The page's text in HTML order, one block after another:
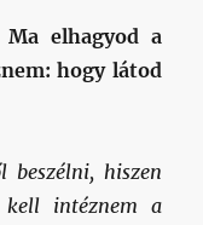
elhagyod a
hogy látod
beszélni, hiszen
intéznem a